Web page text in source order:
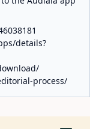
details?
process/